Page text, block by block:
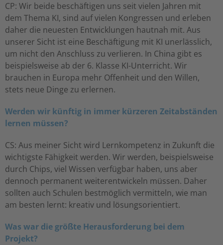
CP: Wir beide beschäftigen uns seit vielen Jahren mit
dem Thema KI, sind auf vielen Kongressen und erleben
daher die neuesten Entwicklungen hautnah mit. Aus
unserer Sicht ist eine Beschäftigung mit KI unerlässlich,
um nicht den Anschluss zu verlieren. In China gibt es
beispielsweise ab der 6. Klasse KI-Unterricht. Wir
brauchen in Europa mehr Offenheit und den Willen,
stets neue Dinge zu erlernen.
Werden wir künftig in immer kürzeren Zeitabständen
lernen müssen?
CS: Aus meiner Sicht wird Lernkompetenz in Zukunft die
wichtigste Fähigkeit werden. Wir werden, beispielsweise
durch Chips, viel Wissen verfügbar haben, uns aber
dennoch permanent weiterentwickeln müssen. Daher
sollten auch Schulen bestmöglich vermitteln, wie man
am besten lernt: kreativ und lösungsorientiert.
Was war die größte Herausforderung bei dem
Projekt?